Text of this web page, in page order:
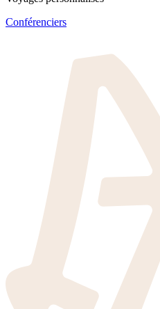
Conférenciers